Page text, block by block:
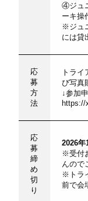
④ジュ
ーキ操
※ジュ
には貸
応
募
方
法
トライ
び写真
↓参加
https://
応
募
締
め
切
り
2026年
※受付
んので
※トラ
前で会